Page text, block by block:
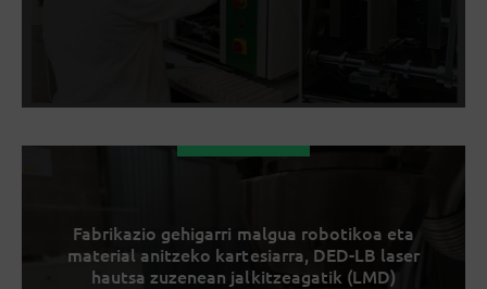
Fabrikazio gehigarri malgua robotikoa eta
material anitzeko kartesiarra, DED-LB laser
hautsa zuzenean jalkitzeagatik (LMD)